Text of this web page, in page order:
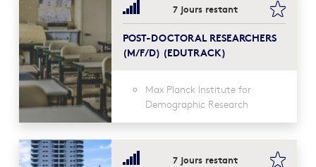
7 jours restant
POST-DOCTORAL RESEARCHERS
(M/F/D) (EDUTRACK)
Max Planck Institute for
Demographic Research
7 jours restant